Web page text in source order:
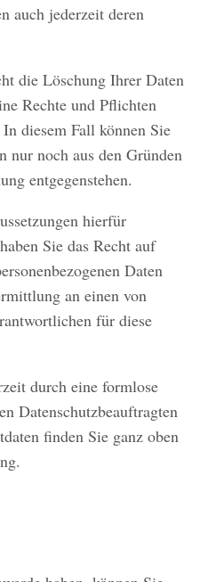
auch jederzeit deren
die Löschung Ihrer Daten
Rechte und Pflichten
diesem Fall können Sie
nur noch aus den Gründen
entgegenstehen.
hierfür
Sie das Recht auf
Daten
an einen von
für diese
durch eine formlose
Datenschutzbeauftragten
finden Sie ganz oben